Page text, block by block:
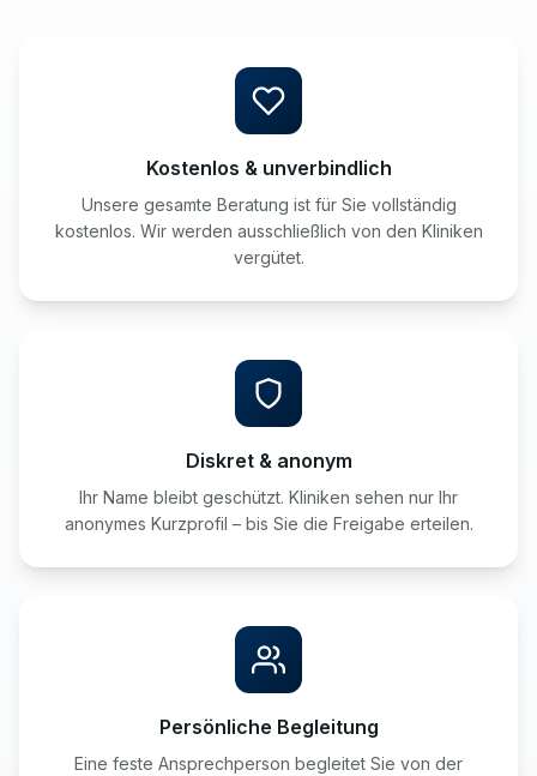
Kostenlos & unverbindlich
Unsere gesamte Beratung ist für Sie vollständig
kostenlos. Wir werden ausschließlich von den Kliniken
vergütet.
Diskret & anonym
Ihr Name bleibt geschützt. Kliniken sehen nur Ihr
anonymes Kurzprofil – bis Sie die Freigabe erteilen.
Persönliche Begleitung
Eine feste Ansprechperson begleitet Sie von der